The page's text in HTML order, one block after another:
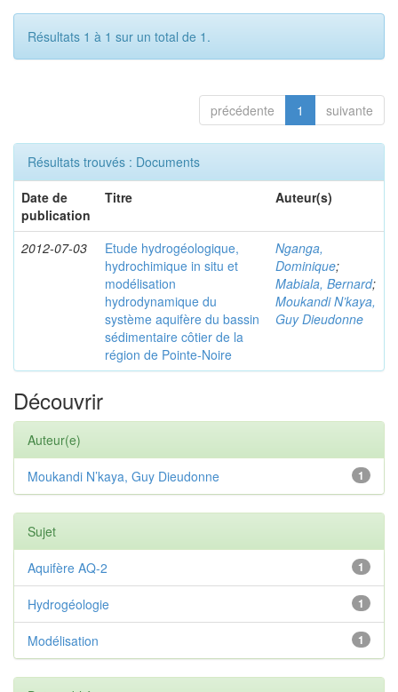
Résultats 1 à 1 sur un total de 1.
précédente 1 suivante
Résultats trouvés : Documents
Date de
publication
Titre Auteur(s)
2012-07-03
Etude hydrogéologique,
hydrochimique in situ et
modélisation
hydrodynamique du
système aquifère du bassin
sédimentaire côtier de la
région de Pointe-Noire
Nganga,
Dominique;
Mabiala, Bernard;
Moukandi N’kaya,
Guy Dieudonne
Découvrir
Auteur(e)
1
Moukandi N’kaya, Guy Dieudonne
Sujet
1
Aquifère AQ-2
1
Hydrogéologie
1
Modélisation